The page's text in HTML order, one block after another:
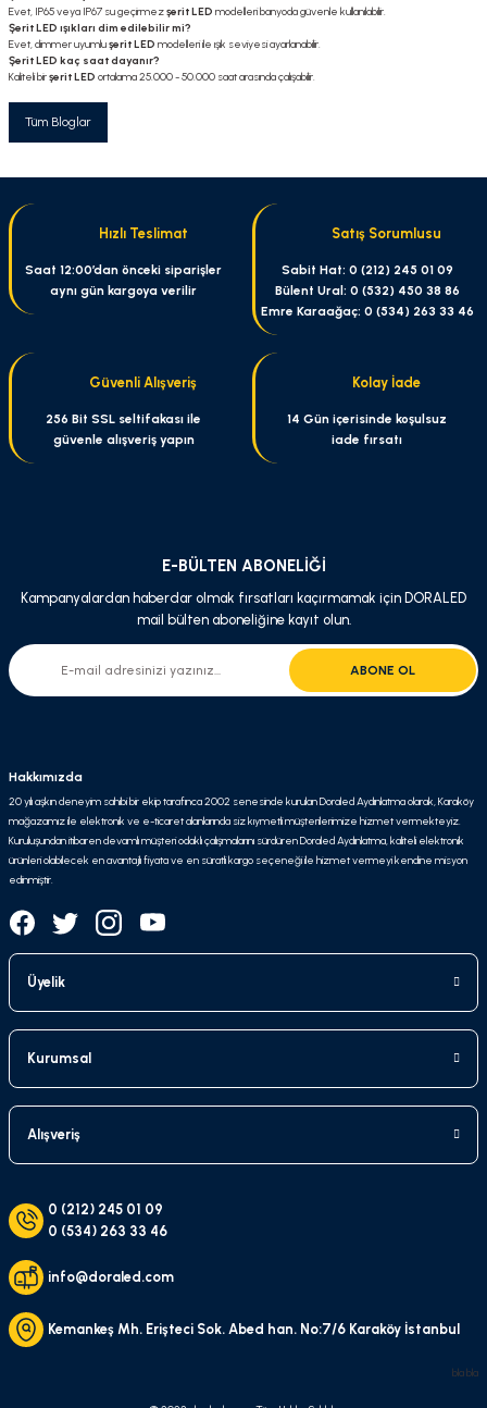
Evet, IP65 veya IP67 su geçirmezşerit LED modelleri banyoda güvenle kullanılabilir.
Şerit LED ışıkları dim edilebilir mi?
Evet, dimmer uyumluşerit LED modelleri ile ışık seviyesi ayarlanabilir.
Şerit LED kaç saat dayanır?
Kaliteli birşerit LED ortalama 25.000 - 50.000 saat arasında çalışabilir.
Tüm Bloglar
Hızlı Teslimat
Saat 12:00’dan önceki siparişler
aynı gün kargoya verilir
Satış Sorumlusu
Sabit Hat: 0 (212) 245 01 09
Bülent Ural: 0 (532) 450 38 86
Emre Karaağaç: 0 (534) 263 33 46
Güvenli Alışveriş
256 Bit SSL seltifakası ile
güvenle alışveriş yapın
Kolay İade
14 Gün içerisinde koşulsuz
iade fırsatı
E-BÜLTEN ABONELİĞİ
Kampanyalardan haberdar olmak fırsatları kaçırmamak için DORALED
mail bülten aboneliğine kayıt olun.
ABONE OL
Hakkımızda
20 yılı aşkın deneyim sahibi bir ekip tarafınca 2002 senesinde kurulan Doraled Aydınlatma olarak, Karaköy
mağazamız ile elektronik ve e-ticaret alanlarında siz kıymetli müşterilerimize hizmet vermekteyiz.
Kuruluşundan itibaren devamlı müşteri odaklı çalışmalarını sürdüren Doraled Aydınlatma, kaliteli elektronik
ürünleri olabilecek en avantajlı fiyata ve en süratli kargo seçeneği ile hizmet vermeyi kendine misyon
edinmiştir.
Üyelik
Kurumsal
Alışveriş
0 (212) 245 01 09
0 (534) 263 33 46
info@doraled.com
Kemankeş Mh. Erişteci Sok. Abed han. No:7/6 Karaköy İstanbul
bla bla